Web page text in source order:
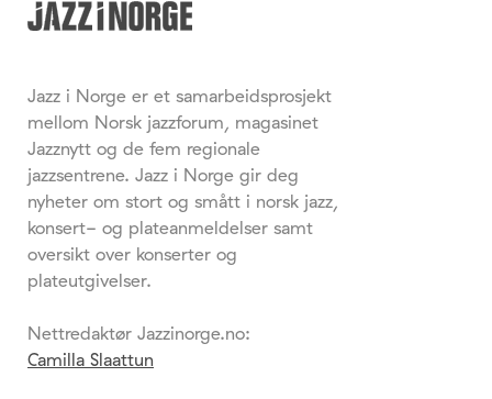
Jazz i Norge er et samarbeidsprosjekt
mellom Norsk jazzforum, magasinet
Jazznytt og de fem regionale
jazzsentrene. Jazz i Norge gir deg
nyheter om stort og smått i norsk jazz,
konsert- og plateanmeldelser samt
oversikt over konserter og
plateutgivelser.
Nettredaktør Jazzinorge.no:
Camilla Slaattun